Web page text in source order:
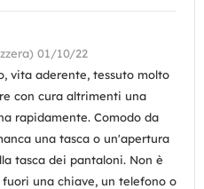
01/10/22
vita aderente, tessuto molto
con cura altrimenti una
rapidamente. Comodo da
una tasca o un'apertura
tasca dei pantaloni. Non è
una chiave, un telefono o